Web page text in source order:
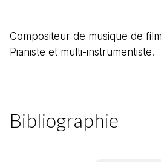
Compositeur de musique de
Pianiste et multi-instrumentiste.
Bibliographie